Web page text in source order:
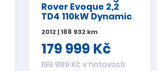
Rover Evoque 2,2
TD4 110kW Dynamic
2012 | 188 932 km
179 999 Kč
199 999 Kč v hotovosti